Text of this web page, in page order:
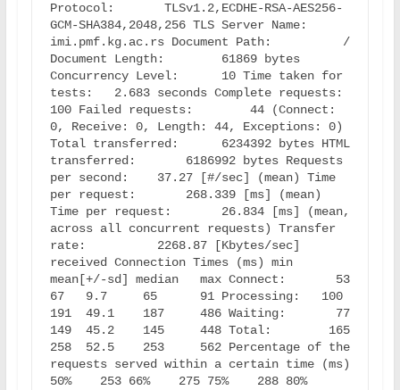
Protocol:       TLSv1.2,ECDHE-RSA-AES256-
GCM-SHA384,2048,256 TLS Server Name:
imi.pmf.kg.ac.rs Document Path:          /
Document Length:        61869 bytes
Concurrency Level:      10 Time taken for
tests:   2.683 seconds Complete requests:
100 Failed requests:        44 (Connect:
0, Receive: 0, Length: 44, Exceptions: 0)
Total transferred:      6234392 bytes HTML
transferred:       6186992 bytes Requests
per second:    37.27 [#/sec] (mean) Time
per request:       268.339 [ms] (mean)
Time per request:       26.834 [ms] (mean,
across all concurrent requests) Transfer
rate:          2268.87 [Kbytes/sec]
received Connection Times (ms) min
mean[+/-sd] median   max Connect:       53
67   9.7     65      91 Processing:   100
191  49.1    187     486 Waiting:       77
149  45.2    145     448 Total:        165
258  52.5    253     562 Percentage of the
requests served within a certain time (ms)
50%    253 66%    275 75%    288 80%